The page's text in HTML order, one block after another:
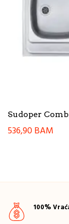
Sudoper
536,90BAM
100%